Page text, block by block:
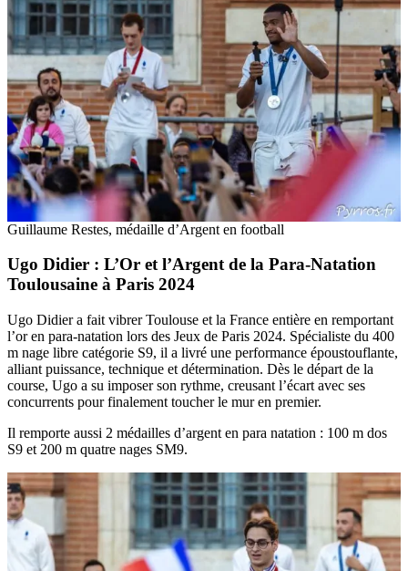
Guillaume Restes, médaille d’Argent en football
Ugo Didier : L’Or et l’Argent de la Para-Natation
Toulousaine à Paris 2024
Ugo Didier a fait vibrer Toulouse et la France entière en remportant
l’or en para-natation lors des Jeux de Paris 2024. Spécialiste du 400
m nage libre catégorie S9, il a livré une performance époustouflante,
alliant puissance, technique et détermination. Dès le départ de la
course, Ugo a su imposer son rythme, creusant l’écart avec ses
concurrents pour finalement toucher le mur en premier.
Il remporte aussi 2 médailles d’argent en para natation : 100 m dos
S9 et 200 m quatre nages SM9.